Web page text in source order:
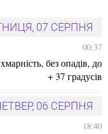
07 СЕРПНЯ
00:37
без опадів, до
+ 37 градусів
06 СЕРПНЯ
18:40